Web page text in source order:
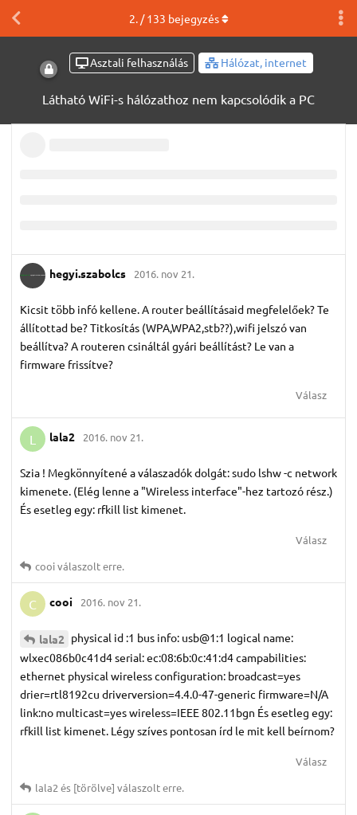
Asztali felhasználás Hálózat, internet
Látható WiFi-s hálózathoz nem kapcsolódik a PC
2. /133 bejegyzés
hegyi.​szabolcs 2016. nov 21.
Kicsit több infó kellene. A router beállításaid megfelelőek? Te
állítottad be? Titkosítás (WPA,WPA2,stb??),wifi jelszó van
beállítva? A routeren csináltál gyári beállítást? Le van a
firmware frissítve?
Válasz
L lala2 2016. nov 21.
Szia ! Megkönnyítené a válaszadók dolgát: sudo lshw -c network
kimenete. (Elég lenne a "Wireless interface"-hez tartozó rész.)
És esetleg egy: rfkill list kimenet.
Válasz
cooiválaszolt erre.
C cooi 2016. nov 21.
lala2 physical id :1 bus info: usb@1:1 logical name:
wlxec086b0c41d4 serial: ec:08:6b:0c:41:d4 campabilities:
ethernet physical wireless configuration: broadcast=yes
drier=rtl8192cu driverversion=4.4.0-47-generic firmware=N/A
link:no multicast=yes wireless=IEEE 802.11bgn És esetleg egy:
rfkill list kimenet. Légy szíves pontosan írd le mit kell beírnom?
Válasz
lala2 és [törölve] válaszolt erre.